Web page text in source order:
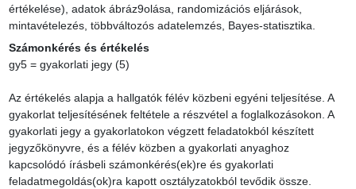
értékelése), adatok ábráz9olása, randomizációs eljárások,
mintavételezés, többváltozós adatelemzés, Bayes-statisztika.
Számonkérés és értékelés
gy5 = gyakorlati jegy (5)
Az értékelés alapja a hallgatók félév közbeni egyéni teljesítése. A
gyakorlat teljesítésének feltétele a részvétel a foglalkozásokon. A
gyakorlati jegy a gyakorlatokon végzett feladatokból készített
jegyzőkönyvre, és a félév közben a gyakorlati anyaghoz
kapcsolódó írásbeli számonkérés(ek)re és gyakorlati
feladatmegoldás(ok)ra kapott osztályzatokból tevődik össze.